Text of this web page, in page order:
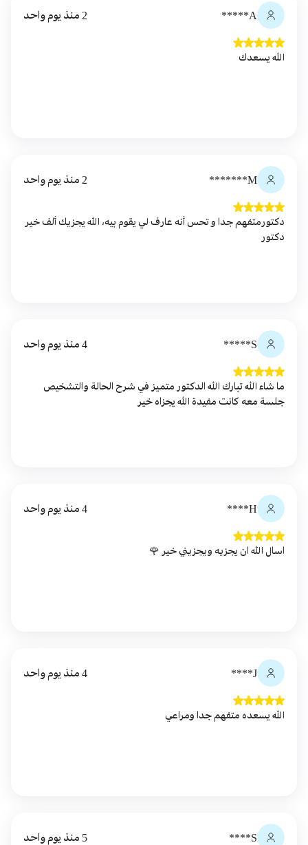
A***** 2 منذ يوم واحد
الله يسعدك
M******* 2 منذ يوم واحد
دكتورمتفهم جدا و تحس أنه عارف لي يقوم بيه، الله يجزيك ألف خير
دكتور
S***** 4 منذ يوم واحد
ما شاء الله تبارك الله الدكتور متميز في شرح الحالة والتشخيص
جلسة معه كانت مفيدة الله يجزاه خير
H**** 4 منذ يوم واحد
اسال الله ان يجزيه ويجزيني خير 🌹
J**** 4 منذ يوم واحد
الله يسعده متفهم جدا ومراعي
S**** 5 منذ يوم واحد